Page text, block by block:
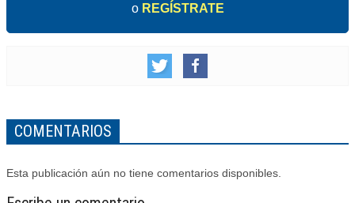
o REGÍSTRATE
COMENTARIOS
Esta publicación aún no tiene comentarios disponibles.